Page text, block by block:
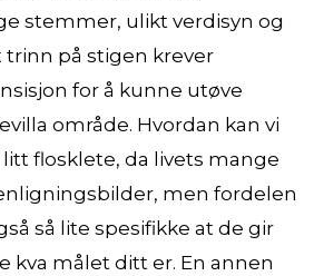
stemmer, ulikt verdisyn og
på stigen krever
for å kunne utøve
område. Hvordan kan vi
flosklete, da livets mange
men fordelen
så lite spesifikke at de gir
kva målet ditt er. En annen